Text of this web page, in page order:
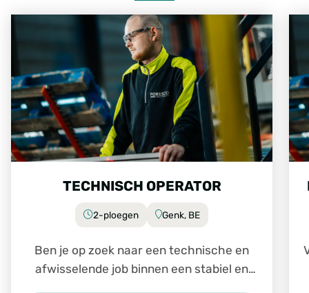
TECHNISCH OPERATOR
2-ploegen Genk, BE
Ben je op zoek naar een technische en
afwisselende job binnen een stabiel en